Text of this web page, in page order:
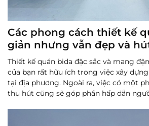
Các phong cách thiết kế
giản nhưng vẫn đẹp và
Thiết kế quán bida đặc sắc và mang
của bạn rất hữu ích trong việc xây
tại địa phương. Ngoài ra, việc có một
thu hút cũng sẽ góp phần hấp dẫn